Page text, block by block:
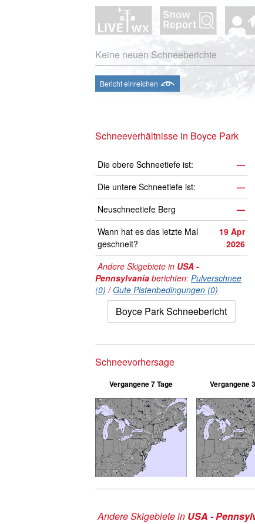
Keine neuen Schneeberichte
Bericht einreichen
Schneeverhältnisse in Boyce Park
Die obere Schneetiefe ist:
—
Die untere Schneetiefe ist:
—
Neuschneetiefe Berg
—
Wann hat es das letzte Mal
geschneit?
19 Apr
2026
Andere Skigebiete in USA -
Pennsylvania berichten: Pulverschnee
(0) /Gute Pistenbedingungen (0)
Boyce Park Schneebericht
Schneevorhersage
Vergangene 7 Tage Vergangene
Andere Skigebiete in USA -